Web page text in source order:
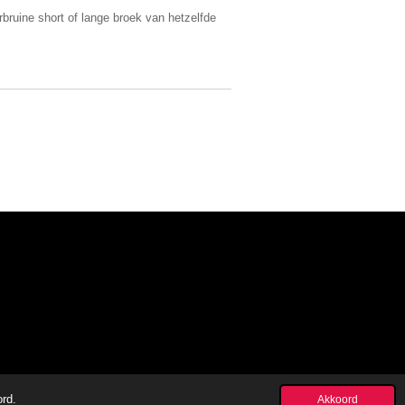
Akkoord
short of lange broek van hetzelfde